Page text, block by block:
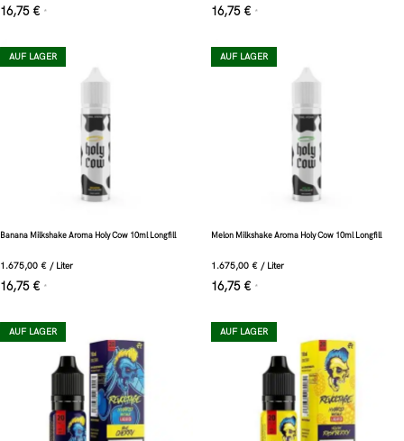
16,75 € * 16,75 € *
AUF LAGER
Banana Milkshake Aroma Holy Cow 10ml Longfill
1.675,00 € / Liter
16,75 € *
AUF LAGER
Melon Milkshake Aroma Holy Cow 10ml Longfill
1.675,00 € / Liter
16,75 € *
AUF LAGER AUF LAGER